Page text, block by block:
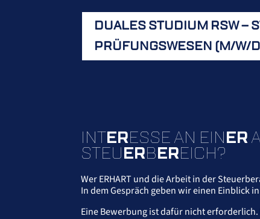
DUALES STUDIUM RSW –
PRÜFUNGSWESEN (M/W/
INTERESSE AN EINER
STEUERBEREICH?
Wer ERHART und die Arbeit in der
In dem Gespräch geben wir einen Einblick
Eine Bewerbung ist dafür nicht